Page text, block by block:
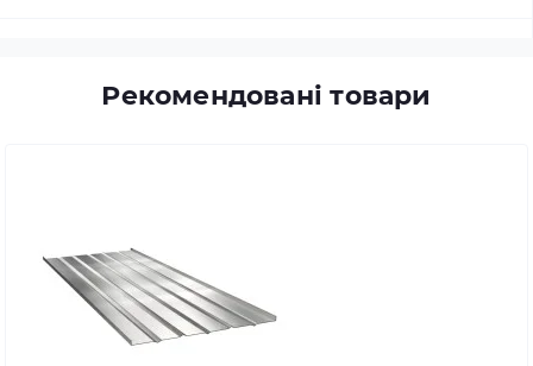
Рекомендовані товари